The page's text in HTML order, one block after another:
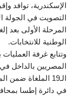
الإسكندرية، توافد
التصويت في الجولة
المرحلة الأولى بعد
الوطنية للانتخابات.
وتتابع غرفة
المصريين بالداخل في
الـ19 الملغاة
في دائرة إطسا